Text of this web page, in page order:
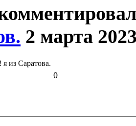
2 марта
из Саратова.
0